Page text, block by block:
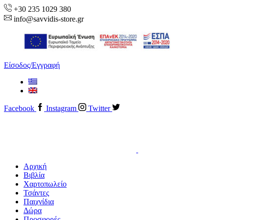
+30 235 1029 380
info@savvidis-store.gr
Είσοδος/Εγγραφή
Facebook Instagram Twitter
Αρχική
Βιβλία
Χαρτοπωλείο
Τσάντες
Παιχνίδια
Δώρα